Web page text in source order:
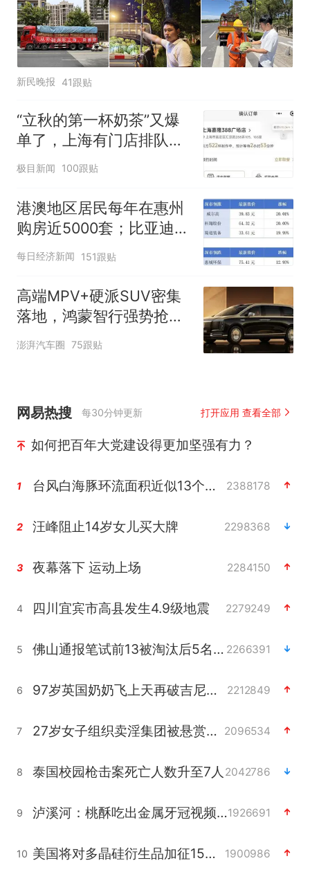
新民晚报 41跟贴
“立秋的第一杯奶茶”又爆
单了，上海有门店排队超
500杯，店员：今天奶茶
时
极目新闻 100跟贴
港澳地区居民每年在惠州
购房近5000套；比亚迪销
量跻身全球车企第六丨大
湾区财经早参
每日经济新闻 151跟贴
高端MPV+硬派SUV密集
落地，鸿蒙智行强势抢占
自主高端市场制高点
澎湃汽车圈 75跟贴
网易热搜 每30分钟更新 打开应用 查看全部
如何把百年大党建设得更加坚强有力？
1 台风白海豚环流面积近似13个浙江 2388178
2 汪峰阻止14岁女儿买大牌 2298368
3 夜幕落下 运动上场 2284150
4 四川宜宾市高县发生4.9级地震 2279249
5 佛山通报笔试前13被淘汰后5名进体检 2266391
6 97岁英国奶奶飞上天再破吉尼斯纪录 2212849
7 27岁女子组织卖淫集团被悬赏通缉 2096534
8 泰国校园枪击案死亡人数升至7人 2042786
9 泸溪河：桃酥吃出金属牙冠视频不实1926691
10 美国将对多晶硅衍生品加征15%关税 1900986